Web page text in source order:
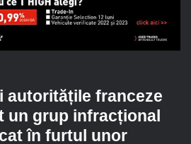
autoritățile franceze
un grup infracțional
în furtul unor